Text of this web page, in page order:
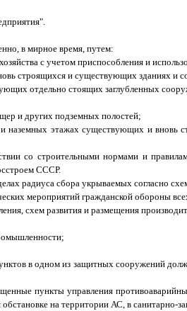
в мирное время, путем:
с учетом приспособления и
строящихся и существующих зданиях и
отдельно стоящих заглубленных
и других подземных полостей;
этажах существующих и вновь
со строительными нормами и
СССР.
радиуса сбора укрываемых согласно
мероприятий гражданской обороны
схем развития и размещения
в одном из защитных сооружений
пункты управления
на территории АС, в санитарно-